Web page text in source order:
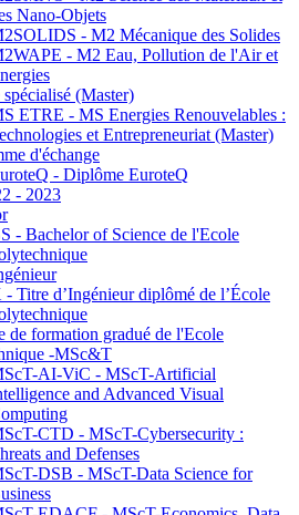
Nano-Objets
- M2 Mécanique des Solides
- M2 Eau, Pollution de l'Air et
spécialisé (Master)
ETRE - MS Energies Renouvelables :
et Entrepreneuriat (Master)
d'échange
- Diplôme EuroteQ
- 2023
- Bachelor of Science de l'Ecole
- Titre d’Ingénieur diplômé de l’École
de formation gradué de l'Ecole
-MSc&T
AI-ViC - MScT-Artificial
and Advanced Visual
CTD - MScT-Cybersecurity :
and Defenses
DSB - MScT-Data Science for